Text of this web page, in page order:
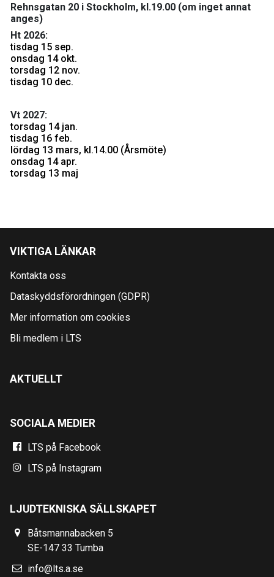
Rehnsgatan 20 i Stockholm, kl.19.00 (om inget annat
anges)
Ht 2026:
tisdag 15 sep.
onsdag 14 okt.
torsdag 12 nov.
tisdag 10 dec.
Vt 2027:
torsdag 14 jan.
tisdag 16 feb.
lördag 13 mars, kl.14.00 (Årsmöte)
onsdag 14 apr.
torsdag 13 maj
VIKTIGA LÄNKAR
Kontakta oss
Dataskyddsförordningen (GDPR)
Mer information om cookies
Bli medlem i LTS
AKTUELLT
SOCIALA MEDIER
LTS på Facebook
LTS på Instagram
LJUDTEKNISKA SÄLLSKAPET
Båtsmannabacken 5
SE-147 33 Tumba
info@lts.a.se